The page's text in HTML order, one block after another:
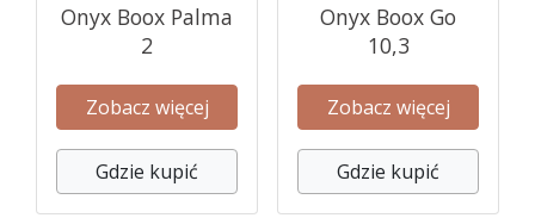
Onyx Boox Palma
2
Zobacz więcej
Gdzie kupić
Onyx Boox Go
10,3
Zobacz więcej
Gdzie kupić